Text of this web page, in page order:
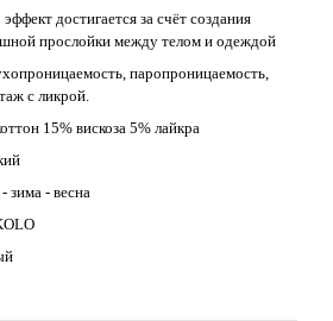
достигается за счёт создания
прослойки между телом и одеждой
паропроницаемость,
с ликрой.
15% вискоза 5% лайкра
зима - весна